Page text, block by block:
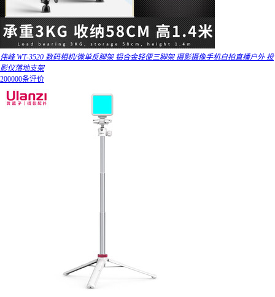
伟峰 WT-3520 数码相机/微单反脚架 铝合金轻便三脚架 摄影摄像手机自拍直播户外 投
影仪落地支架
200000条评价